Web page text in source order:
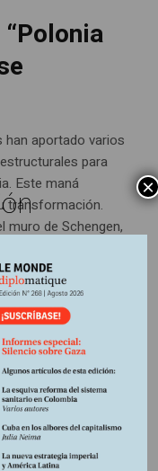
han aportado varios
para
Este maná
transformación.
muro de Schengen,
×